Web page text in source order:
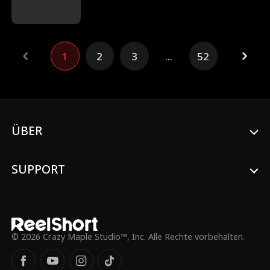
macht sich auf den Weg, ihre Tochter zu
retten und das Navarro-Kartell zu
vernichten.
1 2 3 ... 52
ÜBER
SUPPORT
© 2026 Crazy Maple Studio™, Inc. Alle Rechte vorbehalten.